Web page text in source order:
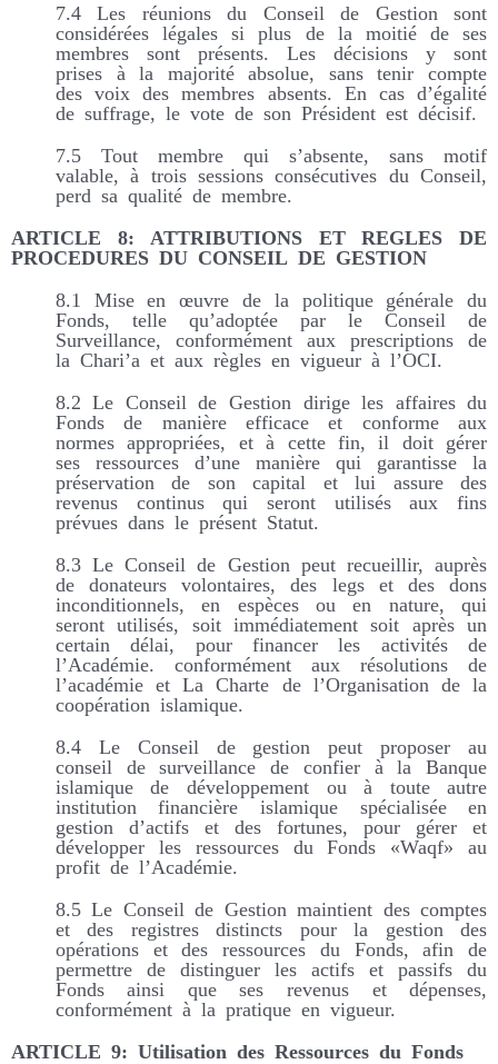
7.4 Les réunions du Conseil de Gestion sont
considérées légales si plus de la moitié de ses
membres sont présents. Les décisions y sont
prises à la majorité absolue, sans tenir compte
des voix des membres absents. En cas d’égalité
de suffrage, le vote de son Président est décisif.
7.5 Tout membre qui s’absente, sans motif
valable, à trois sessions consécutives du Conseil,
perd sa qualité de membre.
ARTICLE 8: ATTRIBUTIONS ET REGLES DE
PROCEDURES DU CONSEIL DE GESTION
8.1 Mise en œuvre de la politique générale du
Fonds, telle qu’adoptée par le Conseil de
Surveillance, conformément aux prescriptions de
la Chari’a et aux règles en vigueur à l’OCI.
8.2 Le Conseil de Gestion dirige les affaires du
Fonds de manière efficace et conforme aux
normes appropriées, et à cette fin, il doit gérer
ses ressources d’une manière qui garantisse la
préservation de son capital et lui assure des
revenus continus qui seront utilisés aux fins
prévues dans le présent Statut.
8.3 Le Conseil de Gestion peut recueillir, auprès
de donateurs volontaires, des legs et des dons
inconditionnels, en espèces ou en nature, qui
seront utilisés, soit immédiatement soit après un
certain délai, pour financer les activités de
l’Académie. conformément aux résolutions de
l’académie et La Charte de l’Organisation de la
coopération islamique.
8.4 Le Conseil de gestion peut proposer au
conseil de surveillance de confier à la Banque
islamique de développement ou à toute autre
institution financière islamique spécialisée en
gestion d’actifs et des fortunes, pour gérer et
développer les ressources du Fonds «Waqf» au
profit de l’Académie.
8.5 Le Conseil de Gestion maintient des comptes
et des registres distincts pour la gestion des
opérations et des ressources du Fonds, afin de
permettre de distinguer les actifs et passifs du
Fonds ainsi que ses revenus et dépenses,
conformément à la pratique en vigueur.
ARTICLE 9: Utilisation des Ressources du Fonds